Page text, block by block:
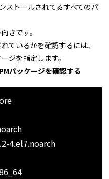
ストールされてるすべてのパ
きです。
ているかを確認するには、
ジを指定します。
パッケージを確認する
4.el7.noarch